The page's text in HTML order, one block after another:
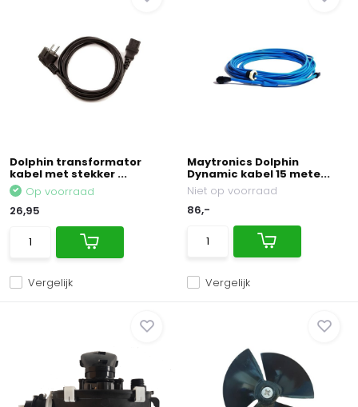
Dolphin transformator
kabel met stekker ...
Vergelijk
Op voorraad
26,95
Maytronics Dolphin
Dynamic kabel 15 mete...
Vergelijk
Niet op voorraad
86,-